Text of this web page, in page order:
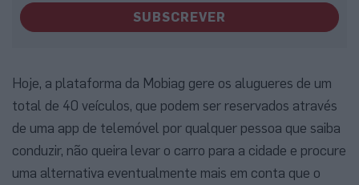
SUBSCREVER
Hoje, a plataforma da Mobiag gere os alugueres de um
total de 40 veículos, que podem ser reservados através
de uma app de telemóvel por qualquer pessoa que saiba
conduzir, não queira levar o carro para a cidade e procure
uma alternativa eventualmente mais em conta que o